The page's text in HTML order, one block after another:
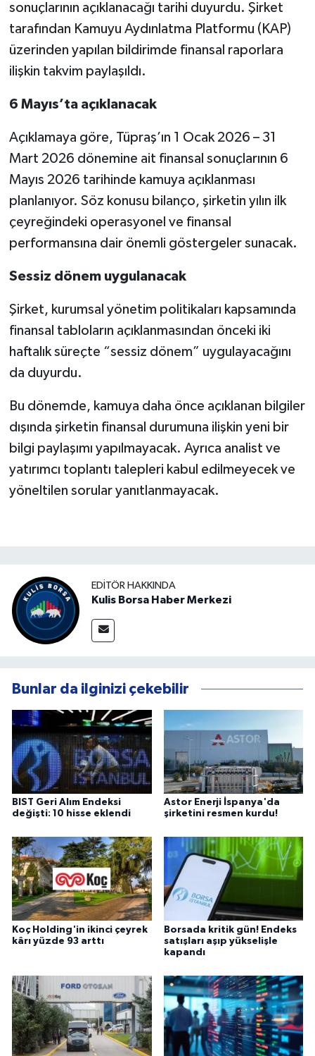
sonuçlarının açıklanacağı tarihi duyurdu. Şirket
tarafından Kamuyu Aydınlatma Platformu (KAP)
üzerinden yapılan bildirimde finansal raporlara
ilişkin takvim paylaşıldı.
6 Mayıs’ta açıklanacak
Açıklamaya göre, Tüpraş’ın 1 Ocak 2026 – 31
Mart 2026 dönemine ait finansal sonuçlarının 6
Mayıs 2026 tarihinde kamuya açıklanması
planlanıyor. Söz konusu bilanço, şirketin yılın ilk
çeyreğindeki operasyonel ve finansal
performansına dair önemli göstergeler sunacak.
Sessiz dönem uygulanacak
Şirket, kurumsal yönetim politikaları kapsamında
finansal tabloların açıklanmasından önceki iki
haftalık süreçte “sessiz dönem” uygulayacağını
da duyurdu.
Bu dönemde, kamuya daha önce açıklanan bilgiler
dışında şirketin finansal durumuna ilişkin yeni bir
bilgi paylaşımı yapılmayacak. Ayrıca analist ve
yatırımcı toplantı talepleri kabul edilmeyecek ve
yöneltilen sorular yanıtlanmayacak.
EDITÖR HAKKINDA
Kulis Borsa Haber Merkezi
Bunlar da ilginizi çekebilir
BIST Geri Alım Endeksi
değişti: 10 hisse eklendi
Astor Enerji İspanya'da
şirketini resmen kurdu!
Koç Holding'in ikinci çeyrek
kârı yüzde 93 arttı
Borsada kritik gün! Endeks
satışları aşıp yükselişle
kapandı